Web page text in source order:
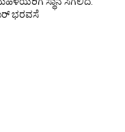
ಭರವಸೆ